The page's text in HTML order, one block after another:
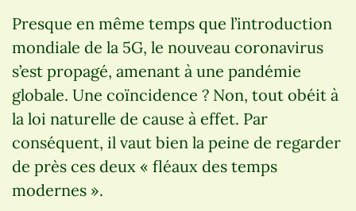
Presque en même temps que l’introduction
mondiale de la 5G, le nouveau coronavirus
s’est propagé, amenant à une pandémie
globale. Une coïncidence ? Non, tout obéit à
la loi naturelle de cause à effet. Par
conséquent, il vaut bien la peine de regarder
de près ces deux « fléaux des temps
modernes ».